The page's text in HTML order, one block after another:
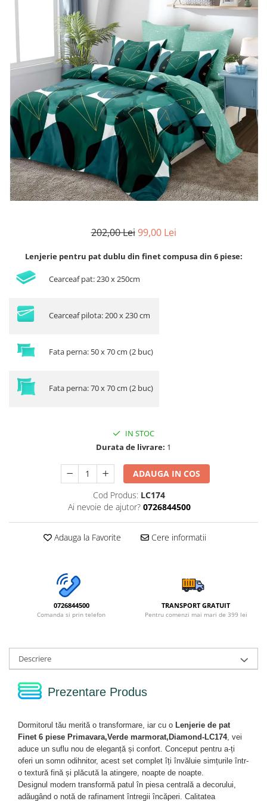
Lenjerii Creponate
Lenjerii de finet Iprimate Digital
Lenjerii de pat Bumbac 100%
Lenjerii de pat Finet + 2 Draperii
Lenjerii de pat Saten 4 piese cu
elastic
202,00 Lei 99,00 Lei
Lenjerie pentru pat dublu din finet compusa din 6 piese:
Cearceaf pat: 230 x 250cm
Cearceaf pilota: 200 x 230 cm
Fata perna: 50 x 70 cm (2 buc)
Fata perna: 70 x 70 cm (2 buc)
IN STOC
Durata de livrare: 1
ADAUGA IN COS
Cod Produs: LC174
Ai nevoie de ajutor? 0726844500
Adauga la Favorite Cere informatii
0726844500
Comanda si prin telefon
TRANSPORT GRATUIT
Pentru comenzi mai mari de 399 lei
Descriere
Prezentare Produs
Dormitorul tău merită o transformare, iar cu o Lenjerie de pat
Finet 6 piese Primavara,Verde marmorat,Diamond-LC174, vei
aduce un suflu nou de eleganță și confort. Conceput pentru a-ți
oferi un somn odihnitor, acest set complet îți învăluie simțurile într-
o textură fină și plăcută la atingere, noapte de noapte.
Designul modern transformă patul în piesa centrală a decorului,
adăugând o notă de rafinament întregii încăperi. Calitatea